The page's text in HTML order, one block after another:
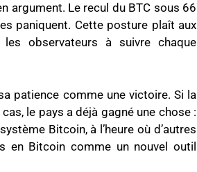
argument. Le recul du BTC sous 66
paniquent. Cette posture plaît aux
observateurs à suivre chaque
patience comme une victoire. Si la
le pays a déjà gagné une chose :
Bitcoin, à l’heure où d’autres
en Bitcoin comme un nouvel outil